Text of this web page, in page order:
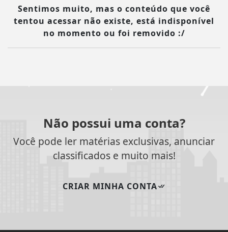
Sentimos muito, mas o conteúdo que você
tentou acessar não existe, está indisponível
no momento ou foi removido :/
Não possui uma conta?
Você pode ler matérias exclusivas, anunciar
classificados e muito mais!
CRIAR MINHA CONTA